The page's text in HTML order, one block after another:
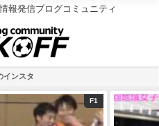
報発信ブログコミュニティ
インスタ
地域リーグ